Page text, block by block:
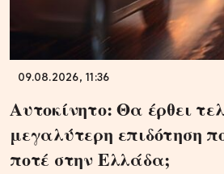
09.08.2026, 11:36
Αυτοκίνητο: Θα έρθει
μεγαλύτερη επιδότηση
ποτέ στην Ελλάδα;